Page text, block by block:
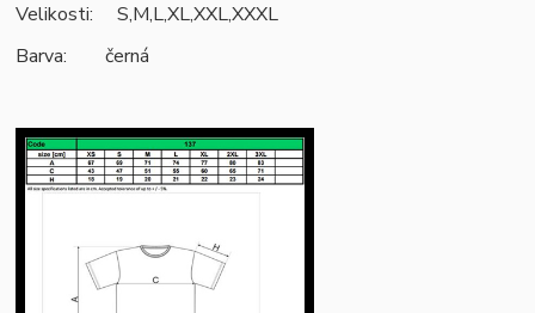
Velikosti: S,M,L,XL,XXL,XXXL
Barva: černá